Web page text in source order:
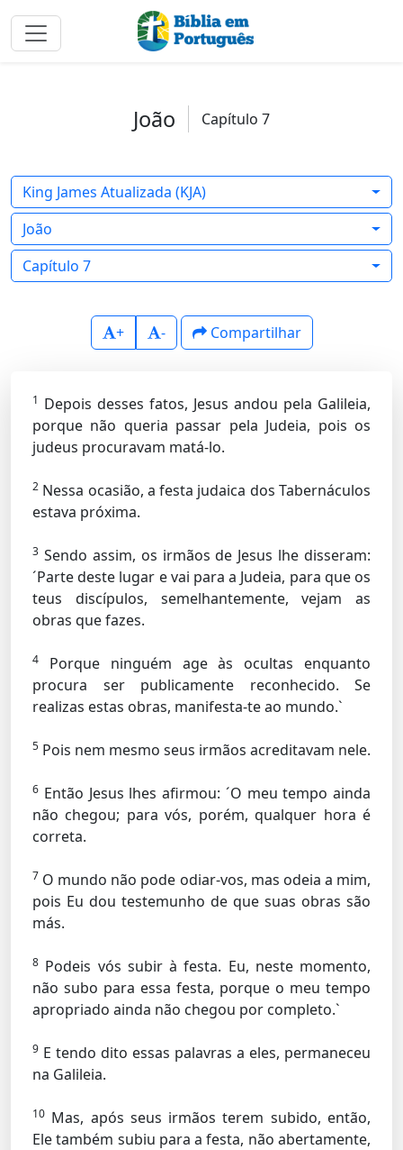
João Capítulo 7
King James Atualizada (KJA)
João
Capítulo 7
+ - Compartilhar
1 Depois desses fatos, Jesus andou pela Galileia,
porque não queria passar pela Judeia, pois os
judeus procuravam matá-lo.
2 Nessa ocasião, a festa judaica dos Tabernáculos
estava próxima.
3 Sendo assim, os irmãos de Jesus lhe disseram:
´Parte deste lugar e vai para a Judeia, para que os
teus discípulos, semelhantemente, vejam as
obras que fazes.
4
Porque ninguém age às ocultas enquanto
procura ser publicamente reconhecido. Se
realizas estas obras, manifesta-te ao mundo.`
5 Pois nem mesmo seus irmãos acreditavam nele.
6 Então Jesus lhes afirmou: ´O meu tempo ainda
não chegou; para vós, porém, qualquer hora é
correta.
7 O mundo não pode odiar-vos, mas odeia a mim,
pois Eu dou testemunho de que suas obras são
más.
8 Podeis vós subir à festa. Eu, neste momento,
não subo para essa festa, porque o meu tempo
apropriado ainda não chegou por completo.`
9 E tendo dito essas palavras a eles, permaneceu
na Galileia.
10 Mas, após seus irmãos terem subido, então,
Ele também subiu para a festa, não abertamente,